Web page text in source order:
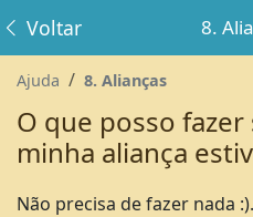
8.
Voltar
Ajuda 8. Alianças
O que posso
minha aliança
Não precisa de fazer nada :).